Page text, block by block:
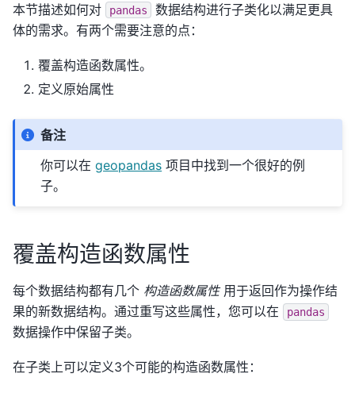
本节描述如何对 pandas
数据结构进行子类化以满足更具
体的需求。有两个需要注意的点：
覆盖构造函数属性。
定义原始属性
备注
你可以在geopandas 项目中找到一个很好的例
子。
覆盖构造函数属性
每个数据结构都有几个 构造函数属性用于返回作为操作结
果的新数据结构。通过重写这些属性，您可以在
pandas
数据操作中保留子类。
在子类上可以定义3个可能的构造函数属性：